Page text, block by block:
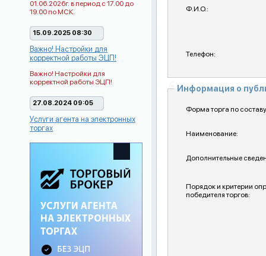
01.06.2026г. в период с 17.00 до
19.00 по МСК.
15.09.2025 08:30
Важно! Настройки для
корректной работы ЭЦП!
Важно! Настройки для
корректной работы ЭЦП!
27.08.2024 09:05
Услуги агента на электронных
торгах
Ф.И.О.:
Телефон:
Информация о
Форма торга по
Наименование:
Дополнительные
Порядок и критерии
победителя торгов: